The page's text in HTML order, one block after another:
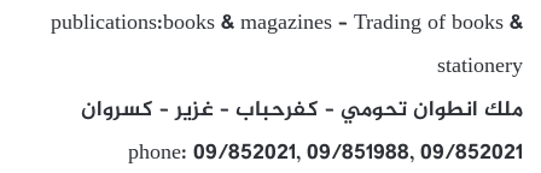
publications:books & magazines – Trading of books &
stationery
ملك انطوان تحومي – كفرحباب – غزير – كسروان
phone: 09/852021, 09/851988, 09/852021